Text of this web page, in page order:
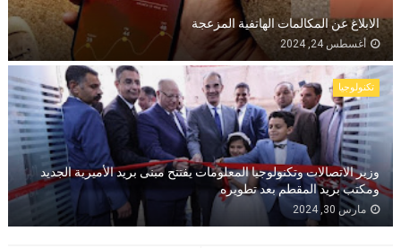
الابلاغ عن المكالمات الهاتفية المزعجة
أغسطس 24, 2024
تكنولوجيا
وزير الاتصالات وتكنولوجيا المعلومات يفتتح مبنى بريد الأميرية الجديد
ومكتب بريد المقطم بعد تطويره
مارس 30, 2024